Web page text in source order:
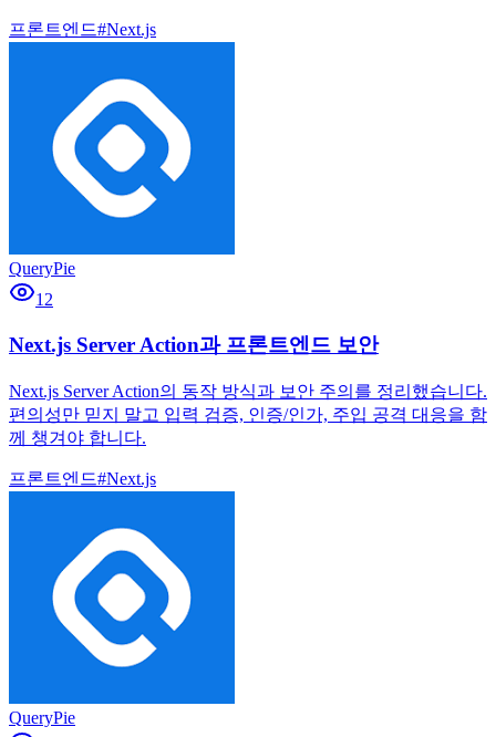
프론트엔드#Next.js
QueryPie
12
Next.js Server Action과 프론트엔드 보안
Next.js Server Action의 동작 방식과 보안 주의를 정리했습니다.
편의성만 믿지 말고 입력 검증, 인증/인가, 주입 공격 대응을 함
께 챙겨야 합니다.
프론트엔드#Next.js
QueryPie